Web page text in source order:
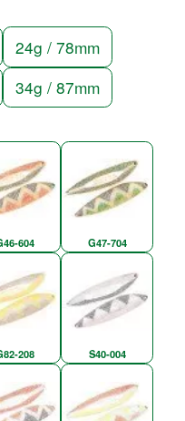
24g / 78mm
34g / 87mm
604 G47-704
208 S40-004